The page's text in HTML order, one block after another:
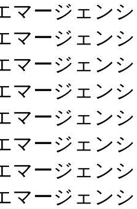
ージェンシ
ージェンシ
ージェンシ
ージェンシ
ージェンシ
ージェンシ
ージェンシ
ージェンシ